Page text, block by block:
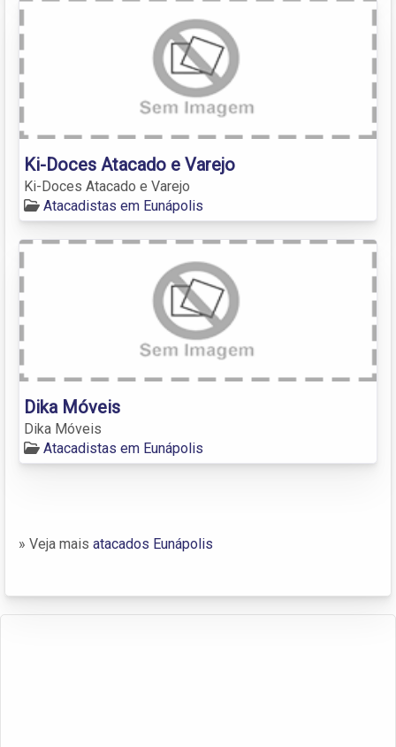
Ki-Doces Atacado e Varejo
Ki-Doces Atacado e Varejo
Atacadistas em Eunápolis
Dika Móveis
Dika Móveis
Atacadistas em Eunápolis
» Veja mais atacados Eunápolis